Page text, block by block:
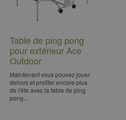
Table de ping pong
pour extérieur Ace
Outdoor
Maintenant vous pouvez jouer
dehors et profiter encore plus
de l'été avec la table de ping
pong...